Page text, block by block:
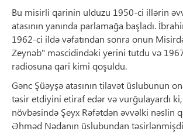
Bu misirli qarinin ulduzu 1950-ci illərin
atasının yanında parlamağa başladı.
1962-ci ildə vəfatından sonra onun
Zeynəb" məscidindəki yerini tutdu və
radiosuna qari kimi qoşuldu.
Gənc Şüəyşə atasının tilavət üslubunun
təsir etdiyini etiraf edər və vurğulayardı ki,
növbəsində Şeyx Rəfətdən əvvəlki nəslin
Əhməd Nədanın üslubundan